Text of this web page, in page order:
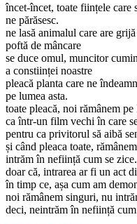
încet-încet, toate ființele care
ne părăsesc.
ne lasă animalul care are
poftă de mâncare
se duce omul, muncitor
a constiinței noastre
pleacă planta care ne
pe lumea asta.
toate pleacă, noi rămânem pe
ca într-un film vechi în care
pentru ca privitorul să aibă
și când pleaca toate,
intrăm în neființă cum se zice.
doar că, intrarea ar fi un act
în timp ce, așa cum am
noi rămânem singuri, nu
deci, neintrăm în neființă cum